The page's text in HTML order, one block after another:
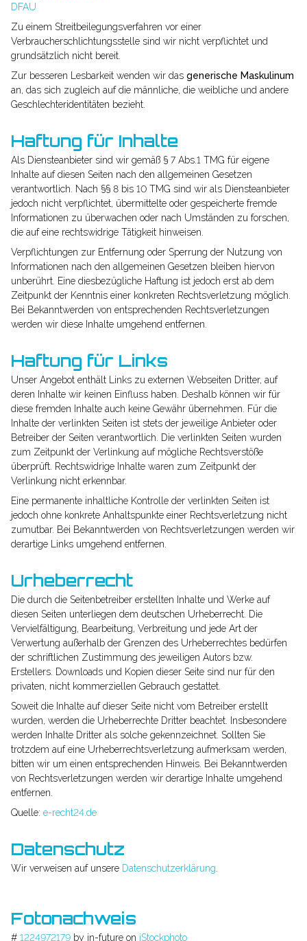
DFAU
Zu einem Streitbeilegungsverfahren vor einer
Verbraucherschlichtungsstelle sind wir nicht verpflichtet und
grundsätzlich nicht bereit.
Zur besseren Lesbarkeit wenden wir das generische Maskulinum
an, das sich zugleich auf die männliche, die weibliche und andere
Geschlechteridentitäten bezieht.
Haftung für Inhalte
Als Diensteanbieter sind wir gemäß § 7 Abs.1 TMG für eigene
Inhalte auf diesen Seiten nach den allgemeinen Gesetzen
verantwortlich. Nach §§ 8 bis 10 TMG sind wir als Diensteanbieter
jedoch nicht verpflichtet, übermittelte oder gespeicherte fremde
Informationen zu überwachen oder nach Umständen zu forschen,
die auf eine rechtswidrige Tätigkeit hinweisen.
Verpflichtungen zur Entfernung oder Sperrung der Nutzung von
Informationen nach den allgemeinen Gesetzen bleiben hiervon
unberührt. Eine diesbezügliche Haftung ist jedoch erst ab dem
Zeitpunkt der Kenntnis einer konkreten Rechtsverletzung möglich.
Bei Bekanntwerden von entsprechenden Rechtsverletzungen
werden wir diese Inhalte umgehend entfernen.
Haftung für Links
Unser Angebot enthält Links zu externen Webseiten Dritter, auf
deren Inhalte wir keinen Einfluss haben. Deshalb können wir für
diese fremden Inhalte auch keine Gewähr übernehmen. Für die
Inhalte der verlinkten Seiten ist stets der jeweilige Anbieter oder
Betreiber der Seiten verantwortlich. Die verlinkten Seiten wurden
zum Zeitpunkt der Verlinkung auf mögliche Rechtsverstöße
überprüft. Rechtswidrige Inhalte waren zum Zeitpunkt der
Verlinkung nicht erkennbar.
Eine permanente inhaltliche Kontrolle der verlinkten Seiten ist
jedoch ohne konkrete Anhaltspunkte einer Rechtsverletzung nicht
zumutbar. Bei Bekanntwerden von Rechtsverletzungen werden wir
derartige Links umgehend entfernen.
Urheberrecht
Die durch die Seitenbetreiber erstellten Inhalte und Werke auf
diesen Seiten unterliegen dem deutschen Urheberrecht. Die
Vervielfältigung, Bearbeitung, Verbreitung und jede Art der
Verwertung außerhalb der Grenzen des Urheberrechtes bedürfen
der schriftlichen Zustimmung des jeweiligen Autors bzw.
Erstellers. Downloads und Kopien dieser Seite sind nur für den
privaten, nicht kommerziellen Gebrauch gestattet.
Soweit die Inhalte auf dieser Seite nicht vom Betreiber erstellt
wurden, werden die Urheberrechte Dritter beachtet. Insbesondere
werden Inhalte Dritter als solche gekennzeichnet. Sollten Sie
trotzdem auf eine Urheberrechtsverletzung aufmerksam werden,
bitten wir um einen entsprechenden Hinweis. Bei Bekanntwerden
von Rechtsverletzungen werden wir derartige Inhalte umgehend
entfernen.
Quelle: e-recht24.de
Datenschutz
Wir verweisen auf unsere Datenschutzerklärung
Fotonachweis
# 1224972179 by in-future on iStockphoto